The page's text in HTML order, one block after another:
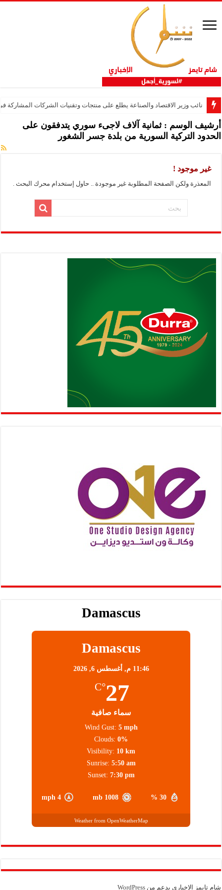
نائب وزير الاقتصاد والصناعة يطلع على منتجات وتقنيات الشركات المشاركة في
أرشيف الوسم :ثمانية آلاف لاجىء سوري يتدفقون على
الحدود التركية السورية من بلدة جسر الشغور
غير موجود !
المعذرة ولكن الصفحة المطلوبة غير موجودة .. حاول إستخدام محرك البحث .
Damascus
Damascus
11:46 م, أغسطس 6, 2026
27
°C
سماء صافية
30 %
1008 mb
4 mph
Wind Gust: 5 mph
Clouds: 0%
Visibility: 10 km
Sunrise: 5:50 am
Sunset: 7:30 pm
Weather from OpenWeatherMap
شام تايمز الإخباري بدعم منWordPress